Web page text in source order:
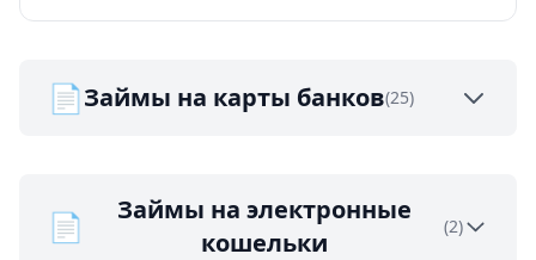
📄Займы на карты банков(25)
📄
Займы на электронные
кошельки
(2)